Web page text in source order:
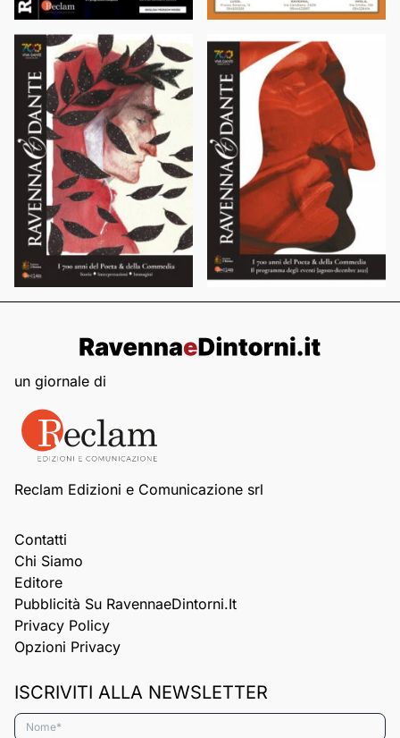
un giornale di
Reclam Edizioni e Comunicazione srl
Contatti
Chi Siamo
Editore
Pubblicità Su RavennaeDintorni.it
Privacy Policy
Opzioni Privacy
ISCRIVITI ALLA NEWSLETTER
Nome*